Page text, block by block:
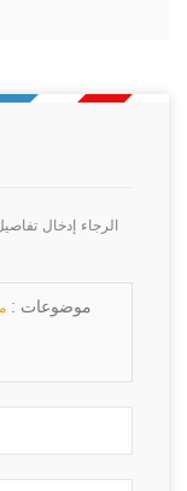
الرجاء إدخال
موضوعات :